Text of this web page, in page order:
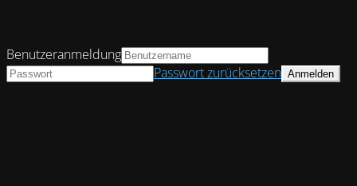
Benutzeranmeldung
Passwort zurücksetzen